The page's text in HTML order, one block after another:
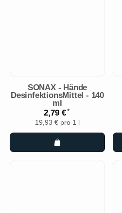
SONAX - Hände
DesinfektionsMittel - 140
ml
2,79 €*
19,93 € pro 1 l